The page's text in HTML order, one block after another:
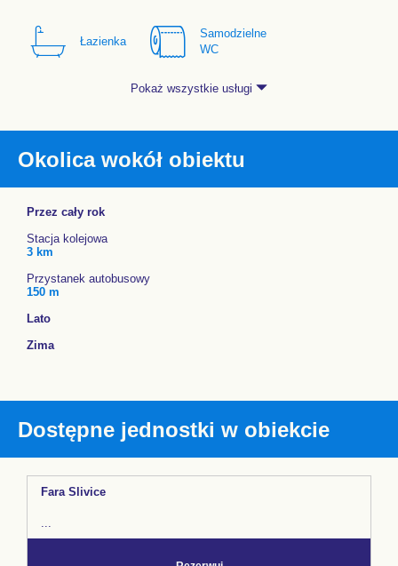
Łazienka
Samodzielne
WC
Pokaż wszystkie usługi
Okolica wokół obiektu
Przez cały rok
Stacja kolejowa
3 km
Przystanek autobusowy
150 m
Lato
Zima
Dostępne jednostki w obiekcie
Fara Slivice
...